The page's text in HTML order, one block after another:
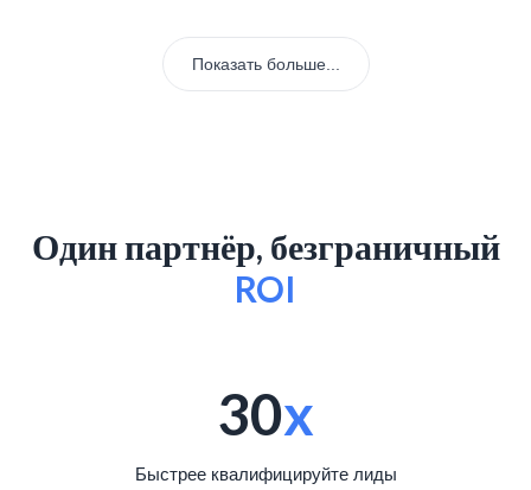
Показать больше...
Один партнёр, безграничный
ROI
30x
Быстрее квалифицируйте лиды